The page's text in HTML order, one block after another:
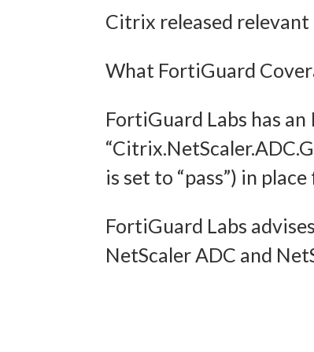
Citrix released
What FortiGuard
FortiGuard Labs has an
is set to “pass”) in
FortiGuard Labs
NetScaler ADC and